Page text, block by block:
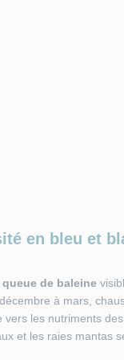
en bleu et
queue de baleine
à mars,
vers les nutriments
et les raies mantas